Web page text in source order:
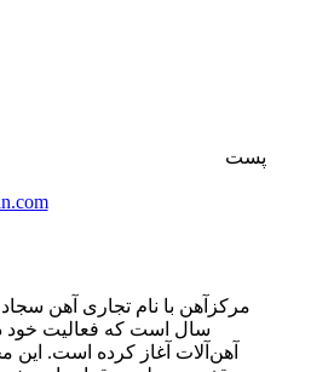
پست
سال است که فعالیت خود
آهن‌آلات آغاز کرده است. این